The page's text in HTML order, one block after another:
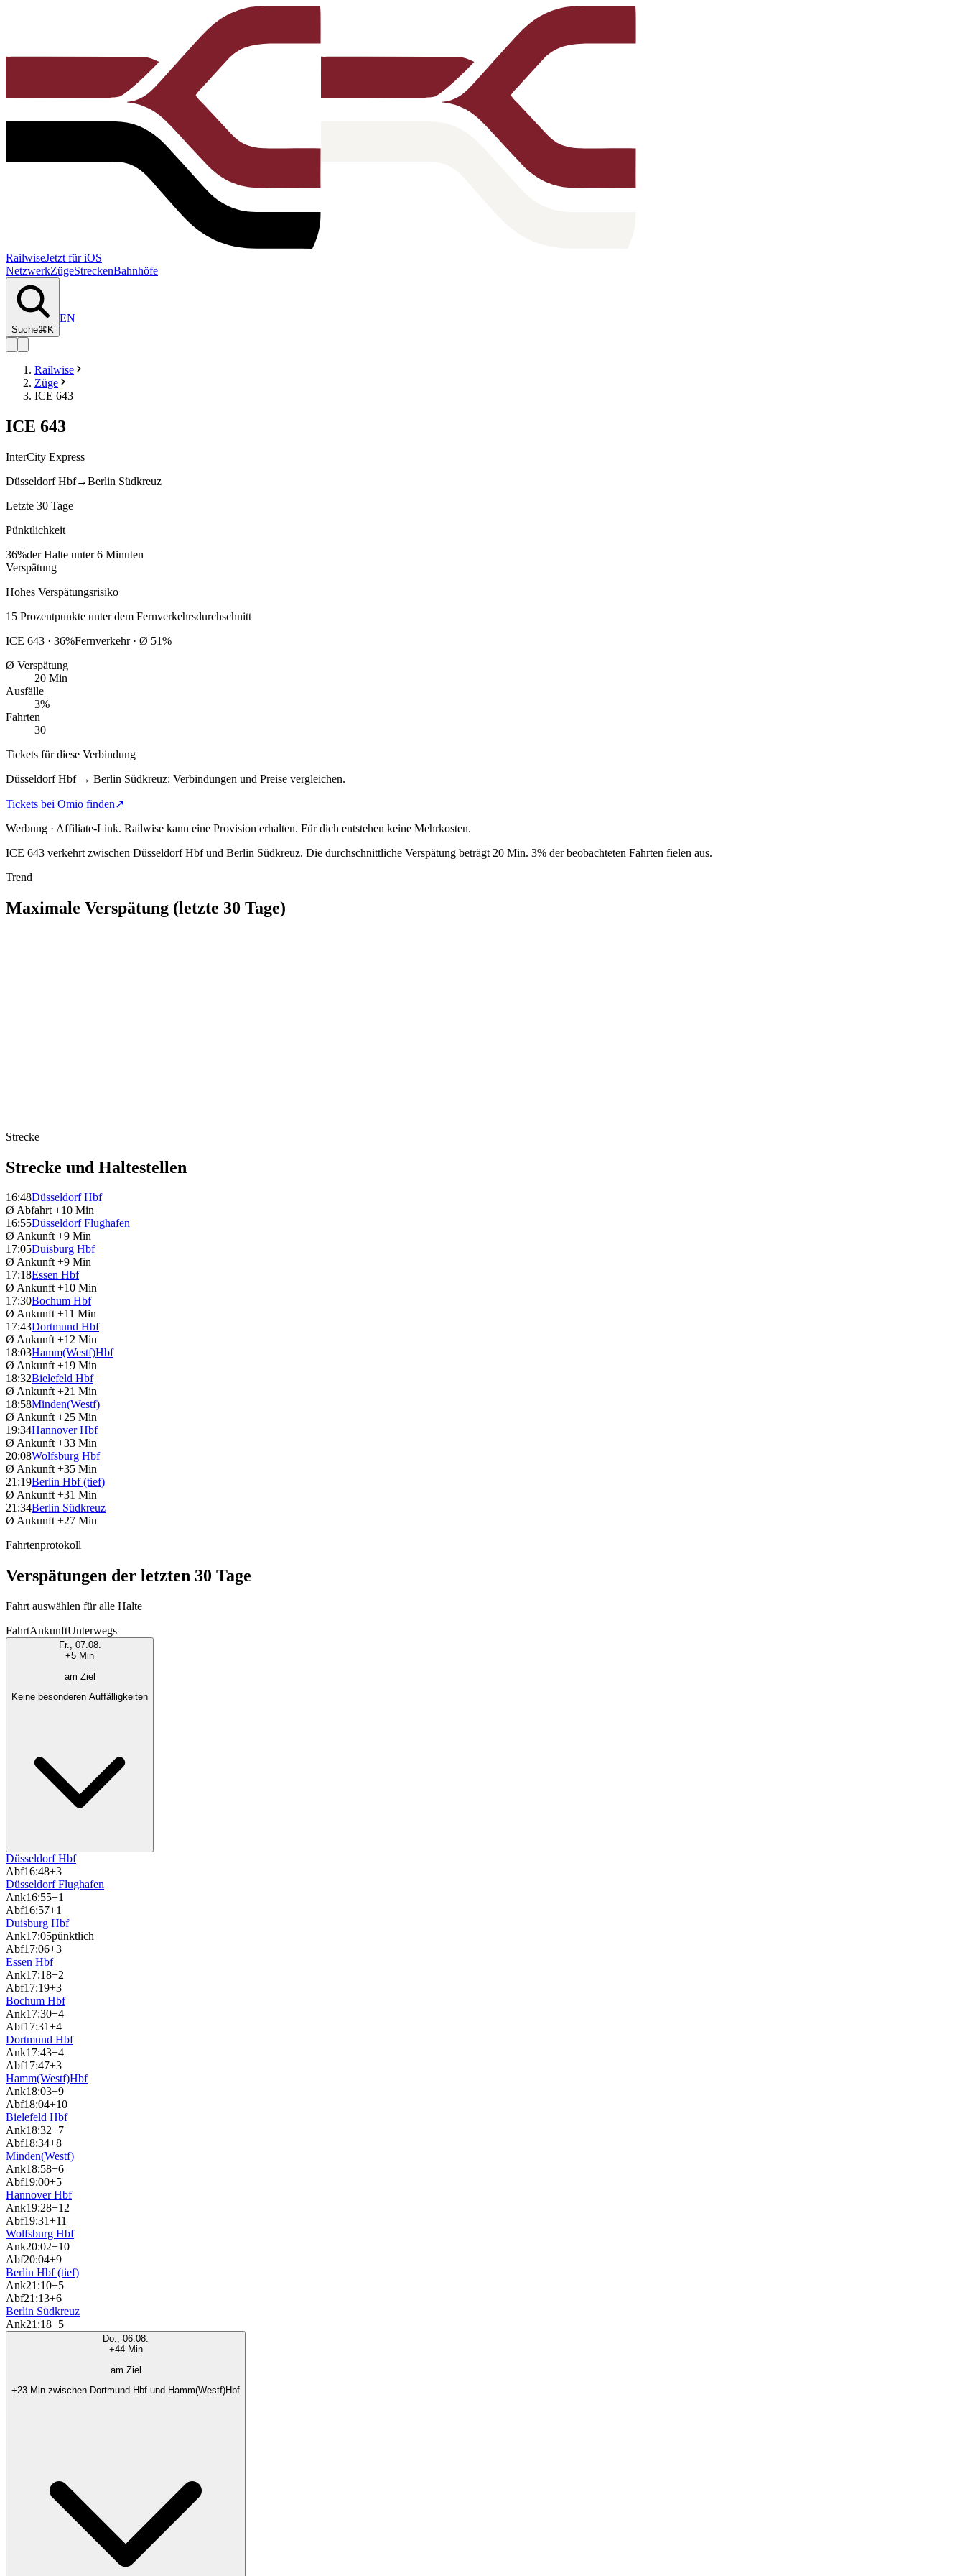
RailwiseJetzt für iOS
NetzwerkZügeStreckenBahnhöfe
Suche⌘K
EN
Railwise
Züge
ICE 643
ICE 643
InterCity Express
Düsseldorf Hbf→Berlin Südkreuz
Letzte 30 Tage
Pünktlichkeit
36%der Halte unter 6 Minuten
Verspätung
Hohes Verspätungsrisiko
15 Prozentpunkte unter dem Fernverkehrsdurchschnitt
ICE 643 · 36%Fernverkehr · Ø 51%
Ø Verspätung
20 Min
Ausfälle
3%
Fahrten
30
Tickets für diese Verbindung
Düsseldorf Hbf → Berlin Südkreuz: Verbindungen und Preise vergleichen.
Tickets bei Omio finden↗
Werbung · Affiliate-Link. Railwise kann eine Provision erhalten. Für dich entstehen keine Mehrkosten.
ICE 643 verkehrt zwischen Düsseldorf Hbf und Berlin Südkreuz. Die durchschnittliche Verspätung beträgt 20 Min. 3% der beobachteten Fahrten fielen aus.
Trend
Maximale Verspätung (letzte 30 Tage)
Strecke
Strecke und Haltestellen
16:48Düsseldorf Hbf
Ø Abfahrt +10 Min
16:55Düsseldorf Flughafen
Ø Ankunft +9 Min
17:05Duisburg Hbf
Ø Ankunft +9 Min
17:18Essen Hbf
Ø Ankunft +10 Min
17:30Bochum Hbf
Ø Ankunft +11 Min
17:43Dortmund Hbf
Ø Ankunft +12 Min
18:03Hamm(Westf)Hbf
Ø Ankunft +19 Min
18:32Bielefeld Hbf
Ø Ankunft +21 Min
18:58Minden(Westf)
Ø Ankunft +25 Min
19:34Hannover Hbf
Ø Ankunft +33 Min
20:08Wolfsburg Hbf
Ø Ankunft +35 Min
21:19Berlin Hbf (tief)
Ø Ankunft +31 Min
21:34Berlin Südkreuz
Ø Ankunft +27 Min
Fahrtenprotokoll
Verspätungen der letzten 30 Tage
Fahrt auswählen für alle Halte
FahrtAnkunftUnterwegs
Fr., 07.08.
+5 Min
am Ziel
Keine besonderen Auffälligkeiten
Düsseldorf Hbf
Abf16:48+3
Düsseldorf Flughafen
Ank16:55+1
Abf16:57+1
Duisburg Hbf
Ank17:05pünktlich
Abf17:06+3
Essen Hbf
Ank17:18+2
Abf17:19+3
Bochum Hbf
Ank17:30+4
Abf17:31+4
Dortmund Hbf
Ank17:43+4
Abf17:47+3
Hamm(Westf)Hbf
Ank18:03+9
Abf18:04+10
Bielefeld Hbf
Ank18:32+7
Abf18:34+8
Minden(Westf)
Ank18:58+6
Abf19:00+5
Hannover Hbf
Ank19:28+12
Abf19:31+11
Wolfsburg Hbf
Ank20:02+10
Abf20:04+9
Berlin Hbf (tief)
Ank21:10+5
Abf21:13+6
Berlin Südkreuz
Ank21:18+5
Do., 06.08.
+44 Min
am Ziel
+23 Min zwischen Dortmund Hbf und Hamm(Westf)Hbf